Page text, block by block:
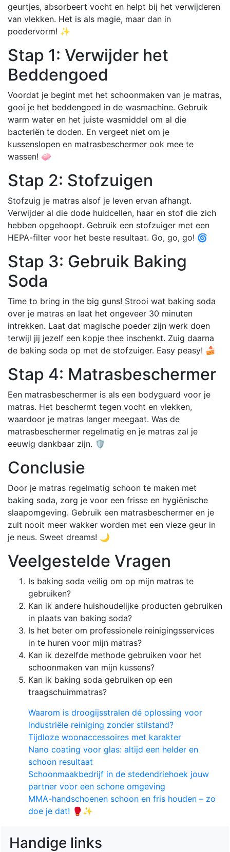
geurtjes, absorbeert vocht en helpt bij het verwijderen
van vlekken. Het is als magie, maar dan in
poedervorm! ✨
Stap 1: Verwijder het
Beddengoed
Voordat je begint met het schoonmaken van je matras,
gooi je het beddengoed in de wasmachine. Gebruik
warm water en het juiste wasmiddel om al die
bacteriën te doden. En vergeet niet om je
kussenslopen en matrasbeschermer ook mee te
wassen! 🧼
Stap 2: Stofzuigen
Stofzuig je matras alsof je leven ervan afhangt.
Verwijder al die dode huidcellen, haar en stof die zich
hebben opgehoopt. Gebruik een stofzuiger met een
HEPA-filter voor het beste resultaat. Go, go, go! 🌀
Stap 3: Gebruik Baking
Soda
Time to bring in the big guns! Strooi wat baking soda
over je matras en laat het ongeveer 30 minuten
intrekken. Laat dat magische poeder zijn werk doen
terwijl jij jezelf een kopje thee inschenkt. Zuig daarna
de baking soda op met de stofzuiger. Easy peasy! 🍰
Stap 4: Matrasbeschermer
Een matrasbeschermer is als een bodyguard voor je
matras. Het beschermt tegen vocht en vlekken,
waardoor je matras langer meegaat. Was de
matrasbeschermer regelmatig en je matras zal je
eeuwig dankbaar zijn. 🛡️
Conclusie
Door je matras regelmatig schoon te maken met
baking soda, zorg je voor een frisse en hygiënische
slaapomgeving. Gebruik een matrasbeschermer en je
zult nooit meer wakker worden met een vieze geur in
je neus. Sweet dreams! 🌙
Veelgestelde Vragen
Is baking soda veilig om op mijn matras te
gebruiken?
Kan ik andere huishoudelijke producten gebruiken
in plaats van baking soda?
Is het beter om professionele reinigingsservices
in te huren voor mijn matras?
Kan ik dezelfde methode gebruiken voor het
schoonmaken van mijn kussens?
Kan ik baking soda gebruiken op een
traagschuimmatras?
Waarom is droogijsstralen dé oplossing voor
industriële reiniging zonder stilstand?
Tijdloze woonaccessoires met karakter
Nano coating voor glas: altijd een helder en
schoon resultaat
Schoonmaakbedrijf in de stedendriehoek jouw
partner voor een schone omgeving
MMA-handschoenen schoon en fris houden – zo
doe je dat! 🥊✨
Handige links